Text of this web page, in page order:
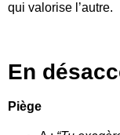
qui valorise l’autre.
En
Piège